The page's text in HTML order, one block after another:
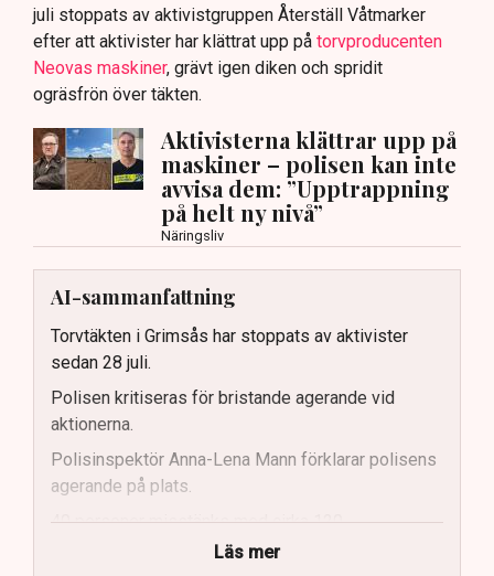
juli stoppats av aktivistgruppen Återställ Våtmarker
efter att aktivister har klättrat upp på torvproducenten
Neovas maskiner, grävt igen diken och spridit
ogräsfrön över täkten.
Aktivisterna klättrar upp på
maskiner – polisen kan inte
avvisa dem: ”Upptrappning
på helt ny nivå”
Näringsliv
AI-sammanfattning
Torvtäkten i Grimsås har stoppats av aktivister
sedan 28 juli.
Polisen kritiseras för bristande agerande vid
aktionerna.
Polisinspektör Anna-Lena Mann förklarar polisens
agerande på plats.
40 personer misstänks med cirka 120
brottsmisstankar kopplade.
Läs mer